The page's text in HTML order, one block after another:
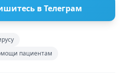
в Телеграм
пациентам